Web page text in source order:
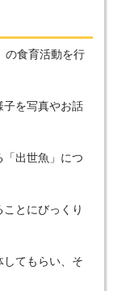
の食育活動を行
子を写真やお話
出世魚」につ
とにびっくり
てもらい、そ